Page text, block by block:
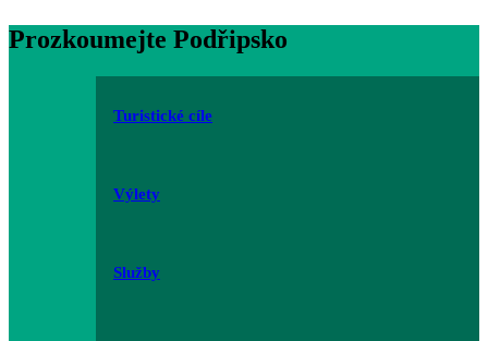
Prozkoumejte Podřipsko
Turistické cíle
Výlety
Služby